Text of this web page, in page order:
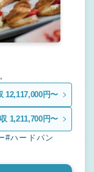
12,117,000円〜
1,211,700円〜
#ハードパン